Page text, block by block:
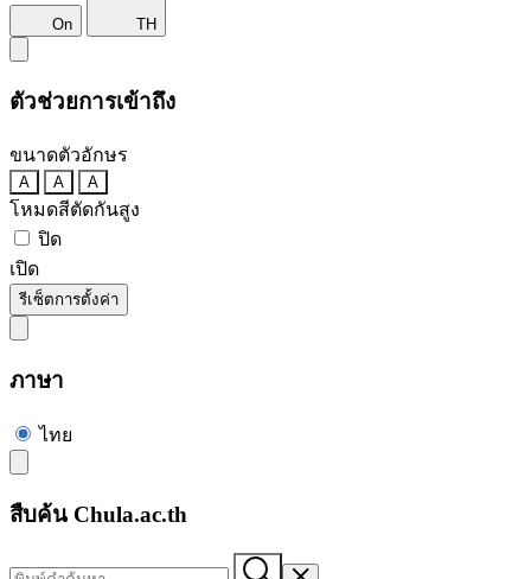
On TH
ตัวช่วยการเข้าถึง
ขนาดตัวอักษร
A A A
โหมดสีตัดกันสูง
ปิด
เปิด
รีเซ็ตการตั้งค่า
ภาษา
ไทย
สืบค้น Chula.ac.th